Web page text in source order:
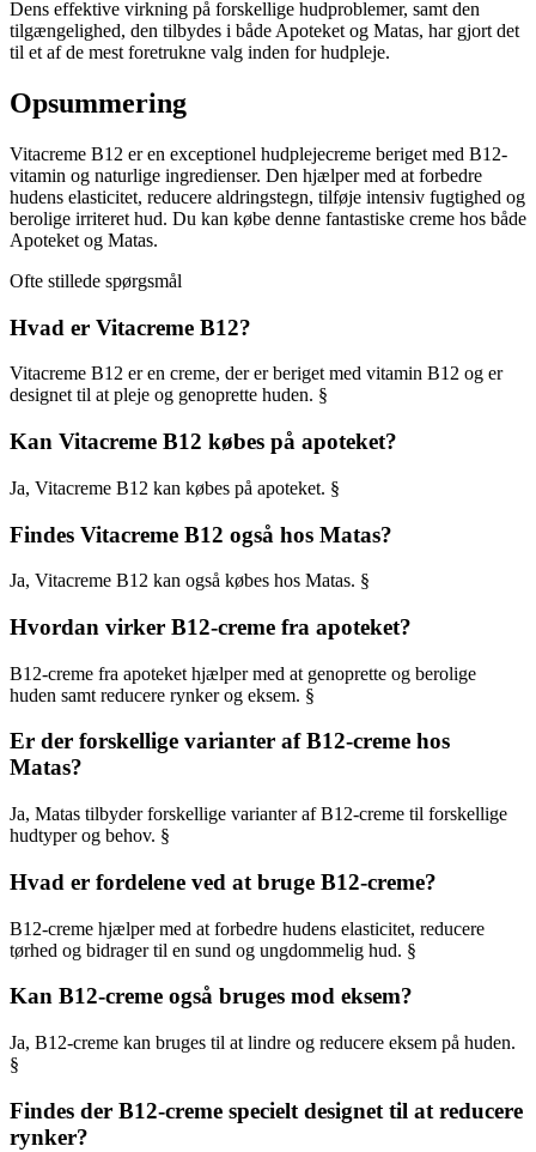
Dens effektive virkning på forskellige hudproblemer, samt den
tilgængelighed, den tilbydes i både Apoteket og Matas, har gjort det
til et af de mest foretrukne valg inden for hudpleje.
Opsummering
Vitacreme B12 er en exceptionel hudplejecreme beriget med B12-
vitamin og naturlige ingredienser. Den hjælper med at forbedre
hudens elasticitet, reducere aldringstegn, tilføje intensiv fugtighed og
berolige irriteret hud. Du kan købe denne fantastiske creme hos både
Apoteket og Matas.
Ofte stillede spørgsmål
Hvad er Vitacreme B12?
Vitacreme B12 er en creme, der er beriget med vitamin B12 og er
designet til at pleje og genoprette huden. §
Kan Vitacreme B12 købes på apoteket?
Ja, Vitacreme B12 kan købes på apoteket. §
Findes Vitacreme B12 også hos Matas?
Ja, Vitacreme B12 kan også købes hos Matas. §
Hvordan virker B12-creme fra apoteket?
B12-creme fra apoteket hjælper med at genoprette og berolige
huden samt reducere rynker og eksem. §
Er der forskellige varianter af B12-creme hos
Matas?
Ja, Matas tilbyder forskellige varianter af B12-creme til forskellige
hudtyper og behov. §
Hvad er fordelene ved at bruge B12-creme?
B12-creme hjælper med at forbedre hudens elasticitet, reducere
tørhed og bidrager til en sund og ungdommelig hud. §
Kan B12-creme også bruges mod eksem?
Ja, B12-creme kan bruges til at lindre og reducere eksem på huden.
§
Findes der B12-creme specielt designet til at reducere
rynker?